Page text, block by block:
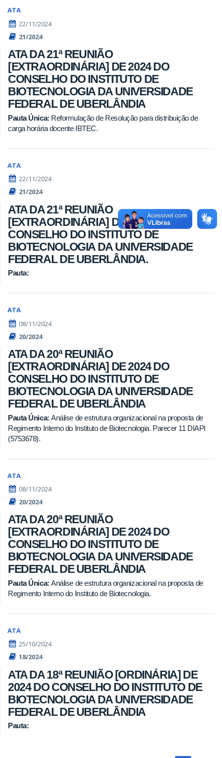
ATA
22/11/2024
21/2024
ATA DA 21ª REUNIÃO
[EXTRAORDINÁRIA] DE 2024 DO
CONSELHO DO INSTITUTO DE
BIOTECNOLOGIA DA UNIVERSIDADE
FEDERAL DE UBERLÂNDIA
Pauta Única: Reformulação de Resolução para distribuição de
carga horária docente IBTEC.
ATA
22/11/2024
21/2024
ATA DA 21ª REUNIÃO
[EXTRAORDINÁRIA] DE 2024 DO
CONSELHO DO INSTITUTO DE
BIOTECNOLOGIA DA UNIVERSIDADE
FEDERAL DE UBERLÂNDIA.
Pauta:
ATA
08/11/2024
20/2024
ATA DA 20ª REUNIÃO
[EXTRAORDINÁRIA] DE 2024 DO
CONSELHO DO INSTITUTO DE
BIOTECNOLOGIA DA UNIVERSIDADE
FEDERAL DE UBERLÂNDIA
Pauta Única: Análise de estrutura organizacional na proposta de
Regimento Interno do Instituto de Biotecnologia. Parecer 11 DIAPI
(5753678).
ATA
08/11/2024
20/2024
ATA DA 20ª REUNIÃO
[EXTRAORDINÁRIA] DE 2024 DO
CONSELHO DO INSTITUTO DE
BIOTECNOLOGIA DA UNIVERSIDADE
FEDERAL DE UBERLÂNDIA
Pauta Única: Análise de estrutura organizacional na proposta de
Regimento Interno do Instituto de Biotecnologia.
ATA
25/10/2024
18/2024
ATA DA 18ª REUNIÃO [ORDINÁRIA] DE
2024 DO CONSELHO DO INSTITUTO DE
BIOTECNOLOGIA DA UNIVERSIDADE
FEDERAL DE UBERLÂNDIA
Pauta: